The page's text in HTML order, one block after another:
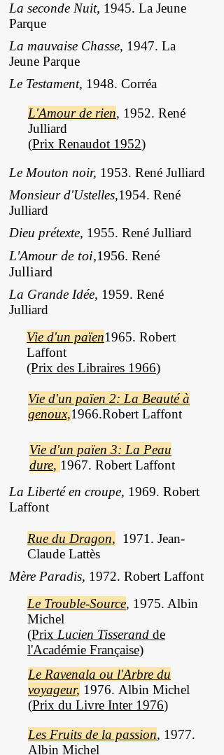
La seconde Nuit, 1945. La Jeune
Parque
La mauvaise Chasse, 1947. La
Jeune Parque
Le Testament, 1948. Corréa
L'Amour de rien, 1952. René
Julliard
(Prix Renaudot 1952)
Le Mouton noir, 1953. René Julliard
Monsieur d'Ustelles,1954. René
Julliard
Dieu prétexte, 1955. René Julliard
L'Amour de toi,1956. René
Julliard
La Grande Idée, 1959. René
Julliard
Vie d'un païen1965. Robert
Laffont
(Prix des Libraires 1966)
Vie d'un païen 2: La Beauté à
genoux,1966.Robert Laffont
Vie d'un païen 3: La Peau
dure, 1967. Robert Laffont
La Liberté en croupe, 1969. Robert
Laffont
Rue du Dragon, 1971. Jean-
Claude Lattès
Mère Paradis, 1972. Robert Laffont
Le Trouble-Source, 1975. Albin
Michel
(Prix Lucien Tisserand de
l'Académie Française)
Le Ravenala ou l'Arbre du
voyageur, 1976. Albin Michel
(Prix du Livre Inter 1976)
Les Fruits de la passion, 1977.
Albin Michel